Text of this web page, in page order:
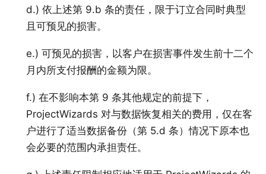
d.) 依上述第 9.b 条的责任，限于订立合同时典型
且可预见的损害。
e.) 可预见的损害，以客户在损害事件发生前十二个
月内所支付报酬的金额为限。
f.) 在不影响本第 9 条其他规定的前提下，
ProjectWizards 对与数据恢复相关的费用，仅在客
户进行了适当数据备份（第 5.d 条）情况下原本也
会必要的范围内承担责任。